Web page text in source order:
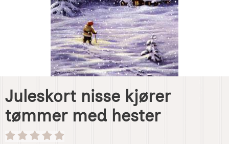
Juleskort nisse kjører
tømmer med hester